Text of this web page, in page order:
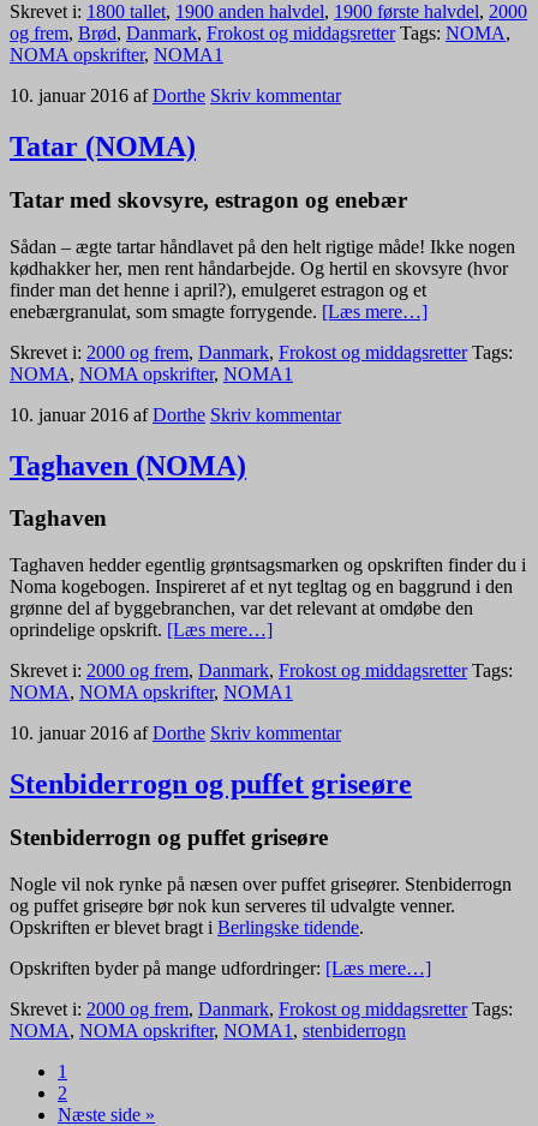
Skrevet i: 1800 tallet, 1900 anden halvdel, 1900 første halvdel, 2000
og frem, Brød, Danmark, Frokost og middagsretter Tags: NOMA,
NOMA opskrifter, NOMA1
10. januar 2016 afDorthe Skriv kommentar
Tatar (NOMA)
Tatar med skovsyre, estragon og enebær
Sådan – ægte tartar håndlavet på den helt rigtige måde! Ikke nogen
kødhakker her, men rent håndarbejde. Og hertil en skovsyre (hvor
finder man det henne i april?), emulgeret estragon og et
enebærgranulat, som smagte forrygende. [Læs mere…]
Skrevet i: 2000 og frem, Danmark, Frokost og middagsretter Tags:
NOMA, NOMA opskrifter, NOMA1
10. januar 2016 afDorthe Skriv kommentar
Taghaven (NOMA)
Taghaven
Taghaven hedder egentlig grøntsagsmarken og opskriften finder du i
Noma kogebogen. Inspireret af et nyt tegltag og en baggrund i den
grønne del af byggebranchen, var det relevant at omdøbe den
oprindelige opskrift. [Læs mere…]
Skrevet i: 2000 og frem, Danmark, Frokost og middagsretter Tags:
NOMA, NOMA opskrifter, NOMA1
10. januar 2016 afDorthe Skriv kommentar
Stenbiderrogn og puffet griseøre
Stenbiderrogn og puffet griseøre
Nogle vil nok rynke på næsen over puffet griseører. Stenbiderrogn
og puffet griseøre bør nok kun serveres til udvalgte venner.
Opskriften er blevet bragt i Berlingske tidende.
Opskriften byder på mange udfordringer: [Læs mere…]
Skrevet i: 2000 og frem, Danmark, Frokost og middagsretter Tags:
NOMA, NOMA opskrifter, NOMA1 , stenbiderrogn
1
2
Næste side »